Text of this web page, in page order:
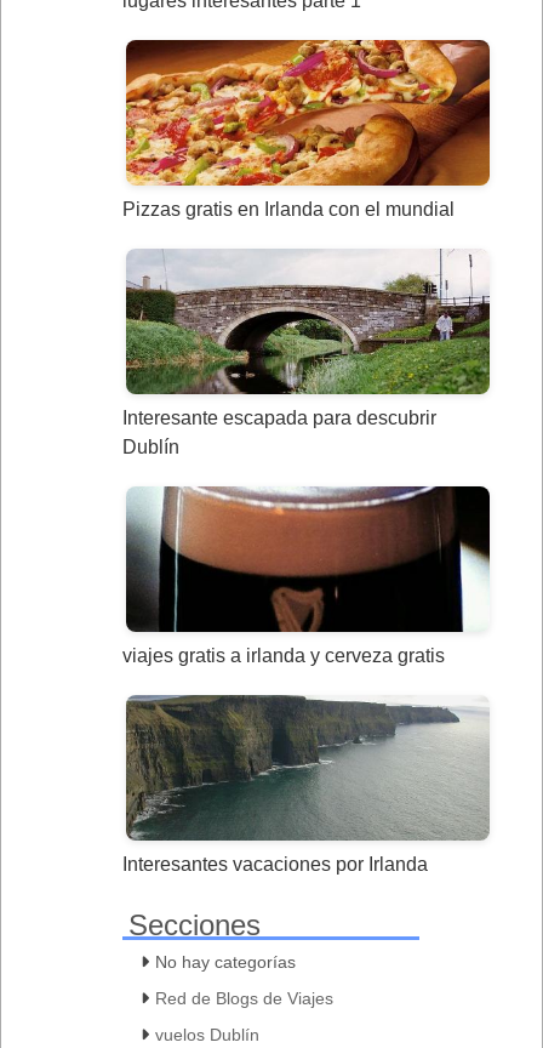
Pizzas gratis en Irlanda con el mundial
Interesante escapada para descubrir
Dublín
viajes gratis a irlanda y cerveza gratis
Interesantes vacaciones por Irlanda
Secciones
No hay categorías
Red de Blogs de Viajes
vuelos Dublín